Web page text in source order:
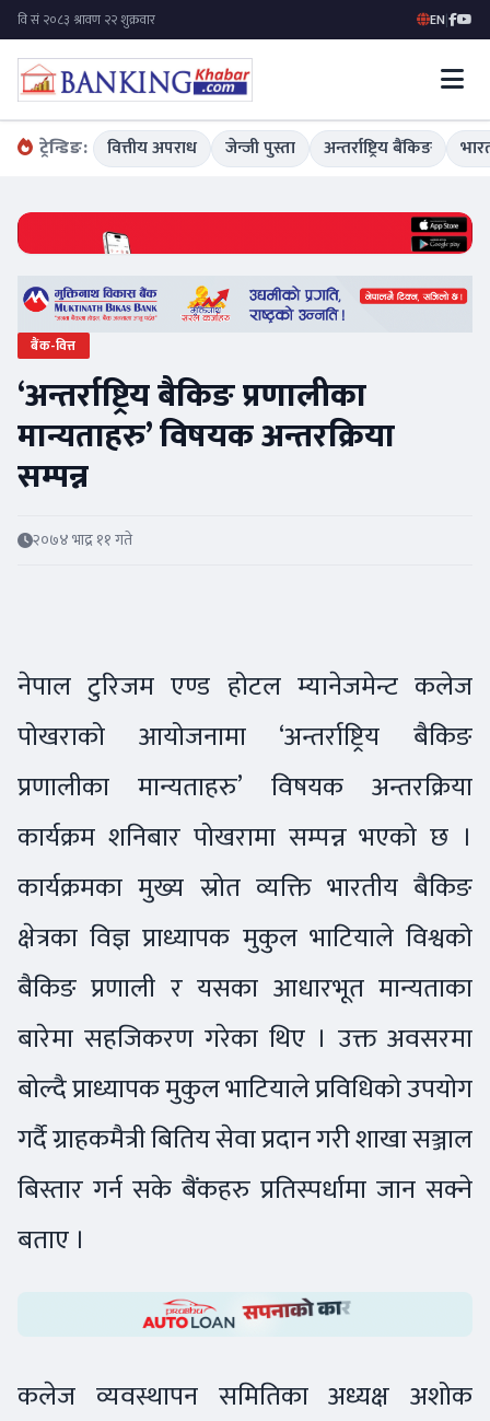
EN|
ट्रेन्डिङ: वित्तीय अपराध जेन्जी पुस्ता अन्तर्राष्ट्रिय बैंकिङ
बैंक-वित्त
‘अन्तर्राष्ट्रिय बैकिङ प्रणालीका
मान्यताहरु’ विषयक अन्तरक्रिया
सम्पन्न
२०७४ भाद्र ११ गते
नेपाल टुरिजम एण्ड होटल म्यानेजमेन्ट कलेज
पोखराको आयोजनामा ‘अन्तर्राष्ट्रिय बैकिङ
प्रणालीका मान्यताहरु’ विषयक अन्तरक्रिया
कार्यक्रम शनिबार पोखरामा सम्पन्न भएको छ ।
कार्यक्रमका मुख्य स्रोत व्यक्ति भारतीय बैकिङ
क्षेत्रका विज्ञ प्राध्यापक मुकुल भाटियाले विश्वको
बैकिङ प्रणाली र यसका आधारभूत मान्यताका
बारेमा सहजिकरण गरेका थिए । उक्त अवसरमा
बोल्दै प्राध्यापक मुकुल भाटियाले प्रविधिको उपयोग
गर्दै ग्राहकमैत्री बितिय सेवा प्रदान गरी शाखा सञ्जाल
बिस्तार गर्न सके बैंकहरु प्रतिस्पर्धामा जान सक्ने
बताए ।
कलेज व्यवस्थापन समितिका अध्यक्ष अशोक